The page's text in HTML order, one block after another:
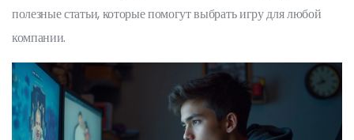
полезные статьи, которые помогут выбрать игру для любой
компании.